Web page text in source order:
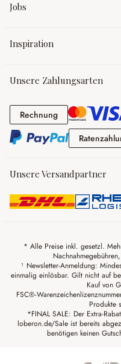
Jobs
Inspiration
Unsere Zahlungsarten
RechnungRechnung
Unsere Versandpartner
* Alle Preise inkl. gesetzl.
¹ Newsletter-Anmeldung:
einmalig einlösbar. Gilt nicht auf
Kauf von
FSC®-
Produkte
*FINAL SALE: Der Extra-
loberon.de/Sale ist bereits
benötigen keinen